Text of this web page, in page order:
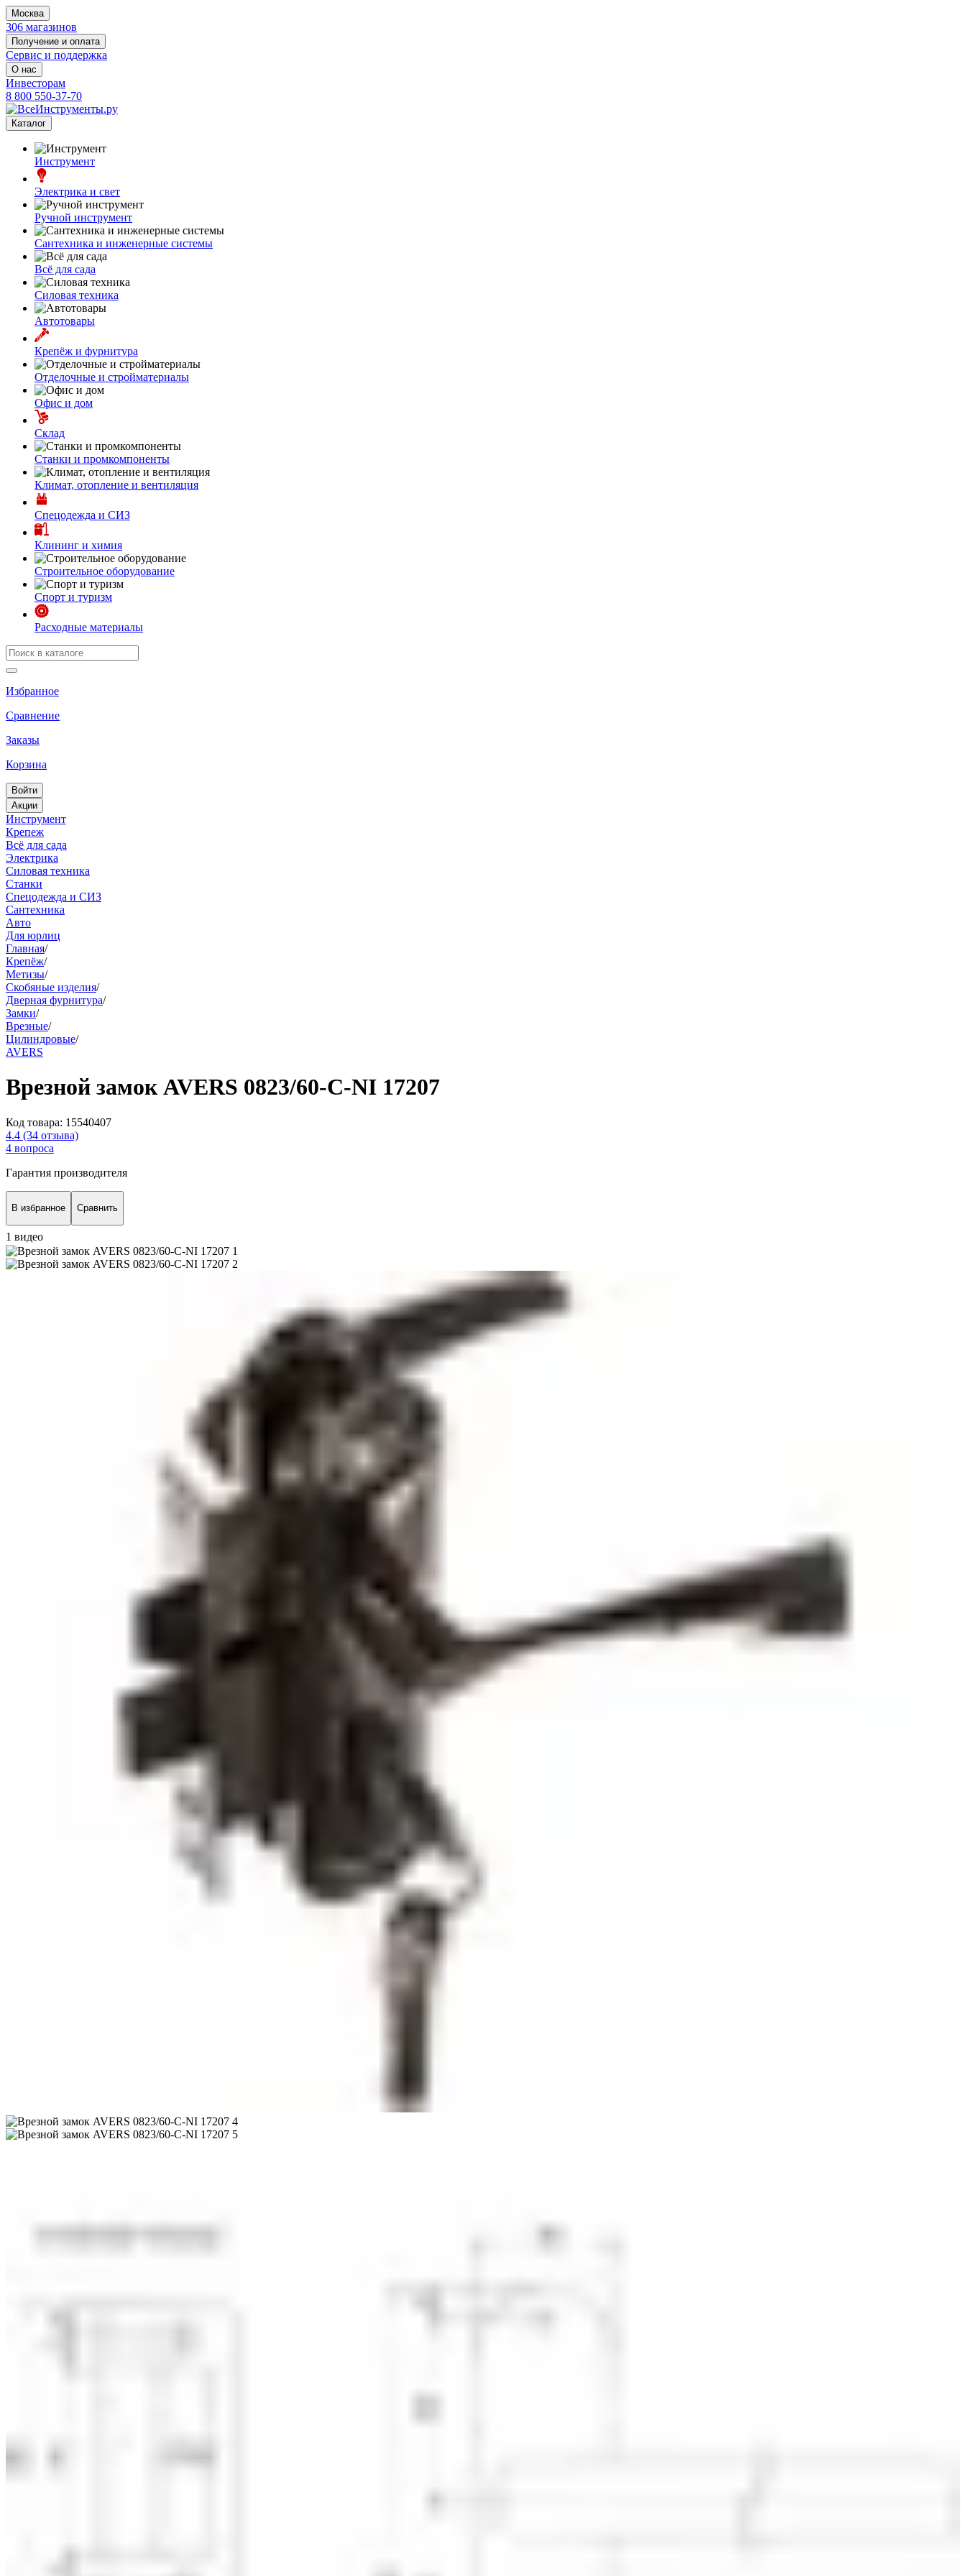
Москва
306 магазинов
Получение и оплата
Сервис и поддержка
О нас
Инвесторам
8 800 550-37-70
Каталог
Инструмент
Электрика и свет
Ручной инструмент
Сантехника и инженерные системы
Всё для сада
Силовая техника
Автотовары
Крепёж и фурнитура
Отделочные и стройматериалы
Офис и дом
Склад
Станки и промкомпоненты
Климат, отопление и вентиляция
Спецодежда и СИЗ
Клининг и химия
Строительное оборудование
Спорт и туризм
Расходные материалы
Избранное
Сравнение
Заказы
Корзина
Войти
Акции
Инструмент
Крепеж
Всё для сада
Электрика
Силовая техника
Станки
Спецодежда и СИЗ
Сантехника
Авто
Для юрлиц
Главная/
Крепёж/
Метизы/
Скобяные изделия/
Дверная фурнитура/
Замки/
Врезные/
Цилиндровые/
AVERS
Врезной замок AVERS 0823/60-C-NI 17207
Код товара: 15540407
4.4 (34 отзыва)
4 вопроса
Гарантия производителя
В избранное Сравнить
1 видео